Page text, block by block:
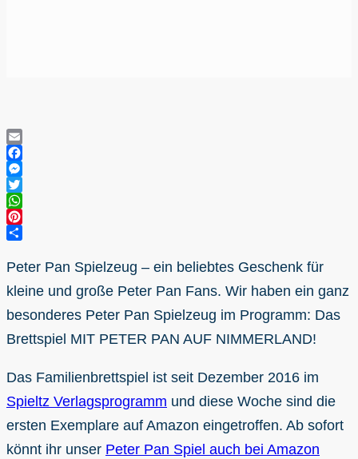
Email
Facebook
Messenger
Twitter
WhatsApp
Pinterest
Peter Pan Spielzeug – ein beliebtes Geschenk für
kleine und große Peter Pan Fans. Wir haben ein ganz
besonderes Peter Pan Spielzeug im Programm: Das
Brettspiel MIT PETER PAN AUF NIMMERLAND!
Das Familienbrettspiel ist seit Dezember 2016 im
Spieltz Verlagsprogramm und diese Woche sind die
ersten Exemplare auf Amazon eingetroffen. Ab sofort
könnt ihr unser Peter Pan Spiel auch bei Amazon